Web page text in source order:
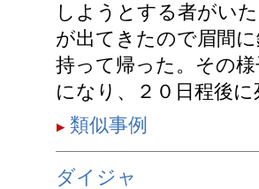
しようとする者がい
が出てきたので眉間
持って帰った。その
になり、２０日程後
類似事例
ダイジャ